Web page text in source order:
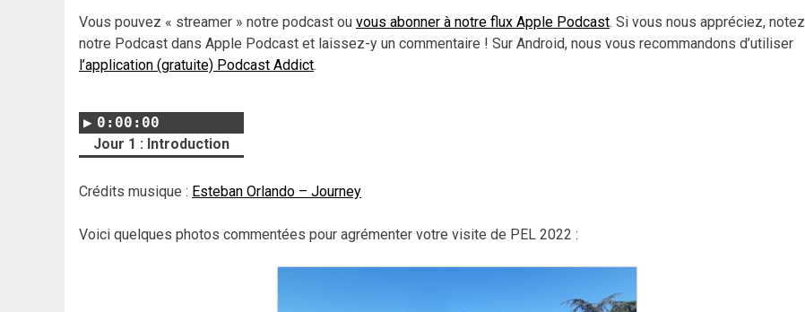
pour
Vous pouvez « streamer » notre podcast ou vous abonner à notre flux Apple Podcast. Si vous nous appréciez, notez
notre Podcast dans Apple Podcast et laissez-y un commentaire ! Sur Android, nous vous recommandons d’utiliser
l’application (gratuite) Podcast Addict.
0:00:00
Jour 1 : Introduction
Crédits musique : Esteban Orlando – Journey
Voici quelques photos commentées pour agrémenter votre visite de PEL 2022 :